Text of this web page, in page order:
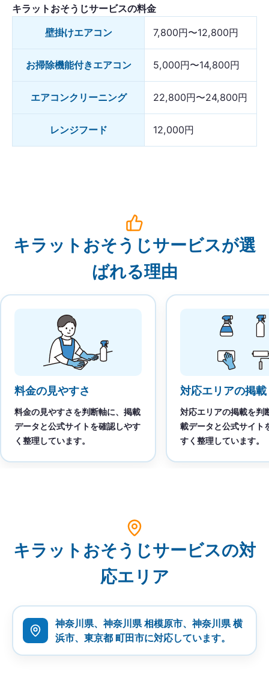
キラットおそうじサービスの料金
壁掛けエアコン
7,800円〜12,800円
お掃除機能付きエアコン 5,000円〜14,800円
エアコンクリーニング 22,800円〜24,800円
レンジフード 12,000円
キラットおそうじサービスが選
ばれる理由
料金の見やすさ
料金の見やすさを判断軸に、掲載
データと公式サイトを確認しやす
く整理しています。
対応エリアの掲載
対応エリアの掲載を判
載データと公式サイト
すく整理しています。
キラットおそうじサービスの対
応エリア
神奈川県、神奈川県 相模原市、神奈川県 横
浜市、東京都 町田市に対応しています。